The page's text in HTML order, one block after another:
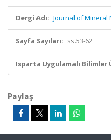
Dergi Adı: Journal of Mineral
Sayfa Sayıları: ss.53-62
Isparta Uygulamalı
Paylaş